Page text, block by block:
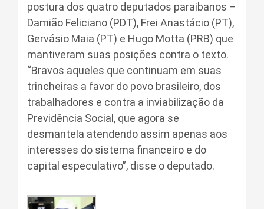
postura dos quatro deputados paraibanos –
Damião Feliciano (PDT), Frei Anastácio (PT),
Gervásio Maia (PT) e Hugo Motta (PRB) que
mantiveram suas posições contra o texto.
“Bravos aqueles que continuam em suas
trincheiras a favor do povo brasileiro, dos
trabalhadores e contra a inviabilização da
Previdência Social, que agora se
desmantela atendendo assim apenas aos
interesses do sistema financeiro e do
capital especulativo”, disse o deputado.